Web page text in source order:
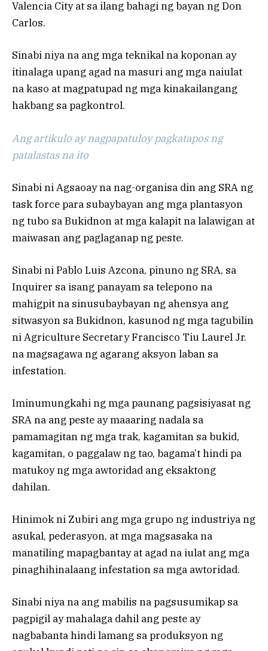
Valencia City at sa ilang bahagi ng bayan ng Don
Carlos.
Sinabi niya na ang mga teknikal na koponan ay
itinalaga upang agad na masuri ang mga naiulat
na kaso at magpatupad ng mga kinakailangang
hakbang sa pagkontrol.
Ang artikulo ay nagpapatuloy pagkatapos ng
patalastas na ito
Sinabi ni Agsaoay na nag-organisa din ang SRA ng
task force para subaybayan ang mga plantasyon
ng tubo sa Bukidnon at mga kalapit na lalawigan at
maiwasan ang paglaganap ng peste.
Sinabi ni Pablo Luis Azcona, pinuno ng SRA, sa
Inquirer sa isang panayam sa telepono na
mahigpit na sinusubaybayan ng ahensya ang
sitwasyon sa Bukidnon, kasunod ng mga tagubilin
ni Agriculture Secretary Francisco Tiu Laurel Jr.
na magsagawa ng agarang aksyon laban sa
infestation.
Iminumungkahi ng mga paunang pagsisiyasat ng
SRA na ang peste ay maaaring nadala sa
pamamagitan ng mga trak, kagamitan sa bukid,
kagamitan, o paggalaw ng tao, bagama’t hindi pa
matukoy ng mga awtoridad ang eksaktong
dahilan.
Hinimok ni Zubiri ang mga grupo ng industriya ng
asukal, pederasyon, at mga magsasaka na
manatiling mapagbantay at agad na iulat ang mga
pinaghihinalaang infestation sa mga awtoridad.
Sinabi niya na ang mabilis na pagsusumikap sa
pagpigil ay mahalaga dahil ang peste ay
nagbabanta hindi lamang sa produksyon ng